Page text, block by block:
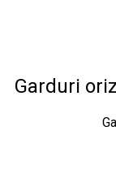
Garduri